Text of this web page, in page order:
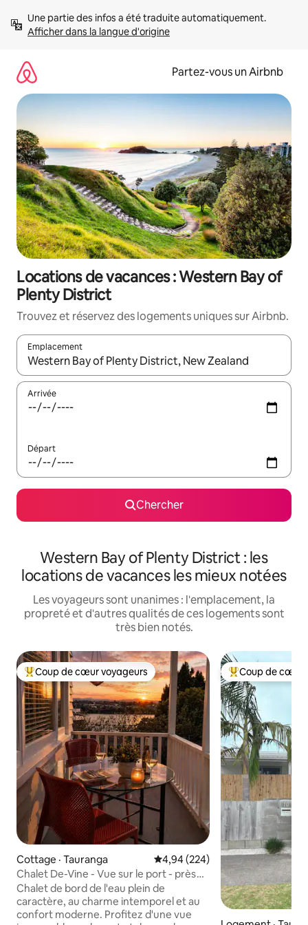
directement
Afficher dans la langue d'origine
Partez-vous un Airbnb
Locations de vacances : Western Bay of
Plenty District
Trouvez et réservez des logements uniques sur Airbnb.
Emplacement
Quand les résultats sont affichés, parcourez-les en utilisant
Arrivée
Départ
Chercher
Western Bay of Plenty District : les
locations de vacances les mieux notées
Les voyageurs sont unanimes : l'emplacement, la
propreté et d'autres qualités de ces logements sont
très bien notés.
Coup de cœur voyageurs parmi les plus aimés
Coup de cœur voyageurs
Cottage · Tauranga Note moyenne de 4,94 sur 5,
4,94 (224)
Chalet De-Vine - Vue sur le port - près
du mont Maunganui
Chalet de bord de l'eau plein de
caractère, au charme intemporel et au
confort moderne. Profitez d'une vue
Coup de cœur
Coup de cœur